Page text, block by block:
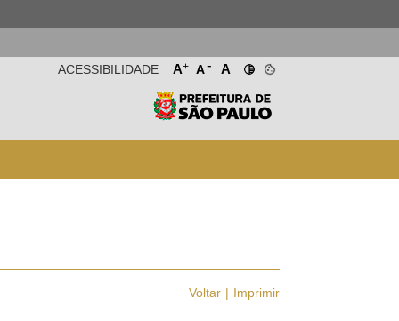
A+ A- A
ACESSIBILIDADE
Voltar Imprimir